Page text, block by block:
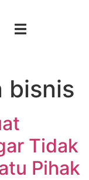
bisnis
Tidak
Pihak